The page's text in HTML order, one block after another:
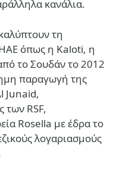
κανάλια.
τη
όπως η Kaloti, η
το Σουδάν το 2012
παραγωγή της
Junaid,
των RSF,
Rosella με έδρα το
λογαριασμούς